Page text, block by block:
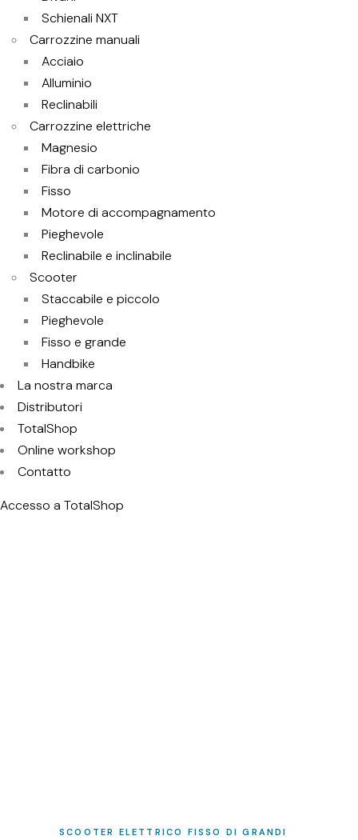
Schienali NXT
Carrozzine manuali
Acciaio
Alluminio
Reclinabili
Carrozzine elettriche
Magnesio
Fibra di carbonio
Fisso
Motore di accompagnamento
Pieghevole
Reclinabile e inclinabile
Scooter
Staccabile e piccolo
Pieghevole
Fisso e grande
Handbike
La nostra marca
Distributori
TotalShop
Online workshop
Contatto
Accesso a TotalShop
SCOOTER ELETTRICO FISSO DI GRANDI